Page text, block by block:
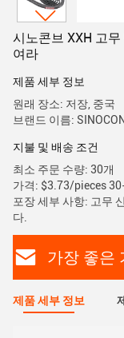
시노콘브 XXH 고
여라
제품 세부 정보
원래 장소: 저장, 중국
브랜드 이름:
지불 및 배송 조건
최소 주문 수량: 30개
가격: $3.73/pieces
포장 세부 사항: 고무
다.
가장 좋은
제품 세부 정보